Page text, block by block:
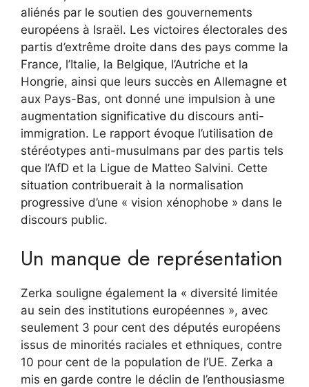
aliénés par le soutien des gouvernements
européens à Israël. Les victoires électorales des
partis d’extrême droite dans des pays comme la
France, l’Italie, la Belgique, l’Autriche et la
Hongrie, ainsi que leurs succès en Allemagne et
aux Pays-Bas, ont donné une impulsion à une
augmentation significative du discours anti-
immigration. Le rapport évoque l’utilisation de
stéréotypes anti-musulmans par des partis tels
que l’AfD et la Ligue de Matteo Salvini. Cette
situation contribuerait à la normalisation
progressive d’une « vision xénophobe » dans le
discours public.
Un manque de représentation
Zerka souligne également la « diversité limitée
au sein des institutions européennes », avec
seulement 3 pour cent des députés européens
issus de minorités raciales et ethniques, contre
10 pour cent de la population de l’UE. Zerka a
mis en garde contre le déclin de l’enthousiasme